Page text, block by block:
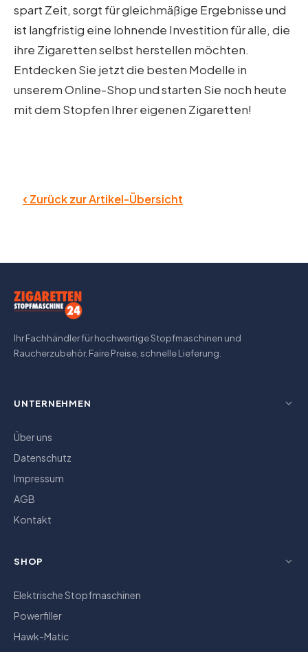
spart Zeit, sorgt für gleichmäßige Ergebnisse und
ist langfristig eine lohnende Investition für alle, die
ihre Zigaretten selbst herstellen möchten.
Entdecken Sie jetzt die besten Modelle in
unserem Online-Shop und starten Sie noch heute
mit dem Stopfen Ihrer eigenen Zigaretten!
‹ Zurück zur Artikel-Übersicht
Ihr Fachhändler für hochwertige Stopfmaschinen und
Raucherzubehör. Faire Preise, schnelle Lieferung.
UNTERNEHMEN
Über uns
Datenschutz
Impressum
AGB
Kontakt
SHOP
Elektrische Stopfmaschinen
Powerfiller
Hawk-Matic